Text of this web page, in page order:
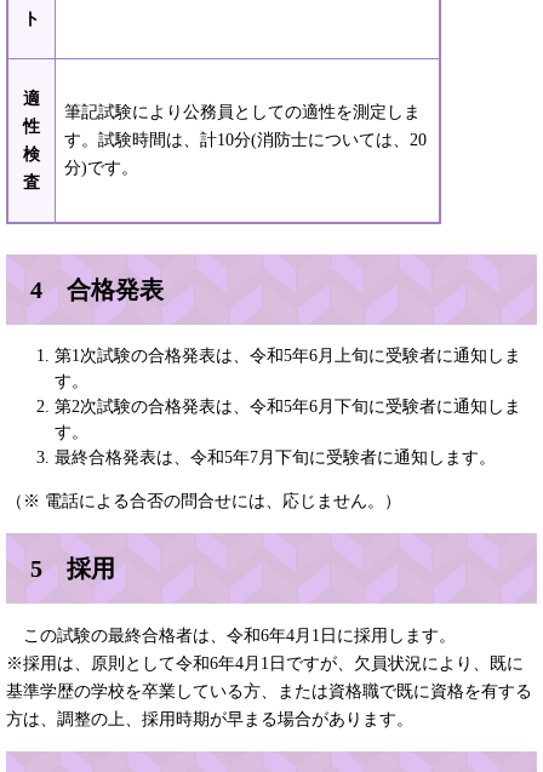
ト
適
性
検
査
筆記試験により公務員としての適性を測定しま
す。試験時間は、計10分(消防士については、20
分)です。
4 合格発表
第1次試験の合格発表は、令和5年6月上旬に受験者に通知しま
す。
第2次試験の合格発表は、令和5年6月下旬に受験者に通知しま
す。
最終合格発表は、令和5年7月下旬に受験者に通知します。
（※ 電話による合否の問合せには、応じません。）
5 採用
この試験の最終合格者は、令和6年4月1日に採用します。
※採用は、原則として令和6年4月1日ですが、欠員状況により、既に
基準学歴の学校を卒業している方、または資格職で既に資格を有する
方は、調整の上、採用時期が早まる場合があります。